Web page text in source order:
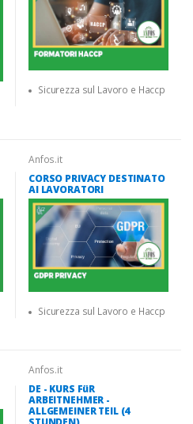
Sicurezza sul Lavoro e Haccp
Anfos.it
CORSO PRIVACY DESTINATO
AI LAVORATORI
Sicurezza sul Lavoro e Haccp
Anfos.it
DE - KURS FüR
ARBEITNEHMER -
ALLGEMEINER TEIL (4